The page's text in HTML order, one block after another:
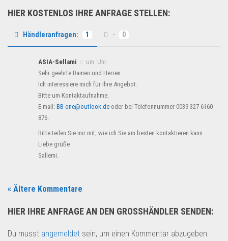
HIER KOSTENLOS IHRE ANFRAGE STELLEN:
Händleranfragen: 1 - 0
ASIA-Sellami
um Uhr
Sehr geehrte Damen und Herren.
Ich interessiere mich für Ihre Angebot.
Bitte um Kontaktaufnahme.
E-mail: BB-one@outlook.de oder bei Telefonnummer 0039 327 6160
876.
Bitte teilen Sie mir mit, wie ich Sie am besten kontaktieren kann.
Liebe grüße
Sallemi.
« Ältere Kommentare
HIER IHRE ANFRAGE AN DEN GROSSHÄNDLER SENDEN:
Du musst angemeldet sein, um einen Kommentar abzugeben.